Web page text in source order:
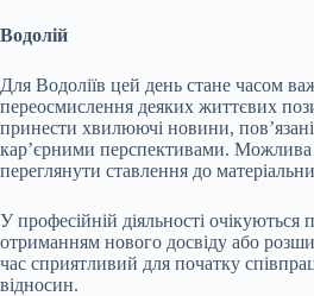
Водолій
Для Водоліїв цей день стане часом
переосмислення деяких життєвих
принести хвилюючі новини,
кар’єрними перспективами. Можлива
переглянути ставлення до
У професійній діяльності очікуються
отриманням нового досвіду або
час сприятливий для початку
відносин.